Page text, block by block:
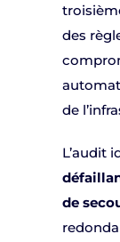
des
de
L’audit
de